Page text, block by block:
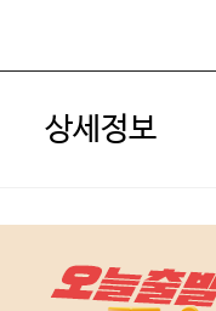
상세정보